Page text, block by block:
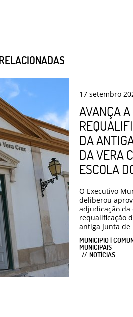
17 setembro
AVANÇA A
DA
DA VERA
ESCOLA
O Executivo
deliberou
adjudicação
requalificação
antiga Junta de
MUNICIPIO |
MUNICIPAIS
NOTÍCIAS